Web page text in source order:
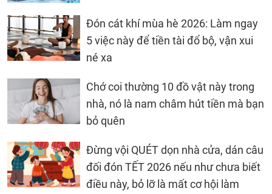
Đón cát khí mùa hè 2026: Làm ngay
5 việc này để tiền tài đổ bộ, vận xui
né xa
Chớ coi thường 10 đồ vật này trong
nhà, nó là nam châm hút tiền mà bạn
bỏ quên
Đừng vội QUÉT dọn nhà cửa, dán câu
đối đón TẾT 2026 nếu như chưa biết
điều này, bỏ lỡ là mất cơ hội làm